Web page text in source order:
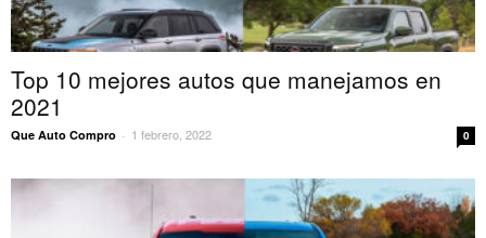
Top 10 mejores autos que manejamos en
2021
Que Auto Compro - 1 febrero, 2022 0